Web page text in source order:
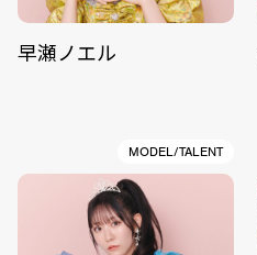
早瀬ノエル
MODEL/TALENT